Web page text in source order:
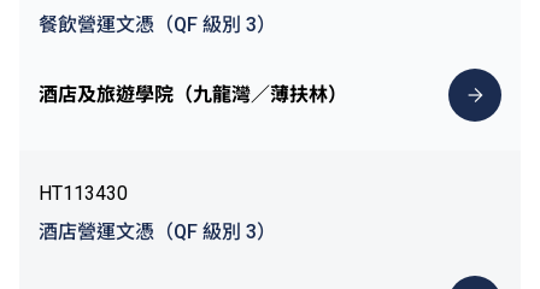
餐飲營運文憑（QF 級別 3）
酒店及旅遊學院（九龍灣／薄扶林）
HT113430
酒店營運文憑（QF 級別 3）